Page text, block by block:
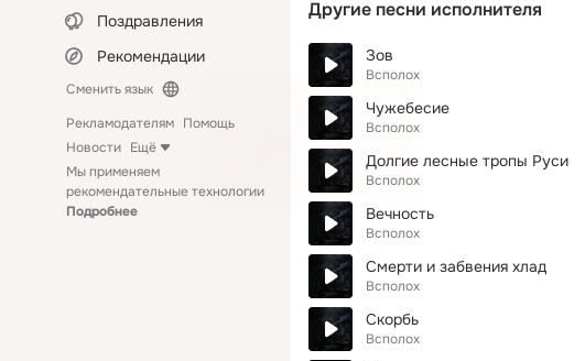
Поздравления
Рекомендации
Сменить язык
Рекламодателям Помощь
Новости Ещё
Мы применяем
рекомендательные технологии
Подробнее
Другие песни исполнителя
Зов
Всполох
Чужебесие
Всполох
Долгие лесные тропы Руси
Всполох
Вечность
Всполох
Смерти и забвения хлад
Всполох
Скорбь
Всполох